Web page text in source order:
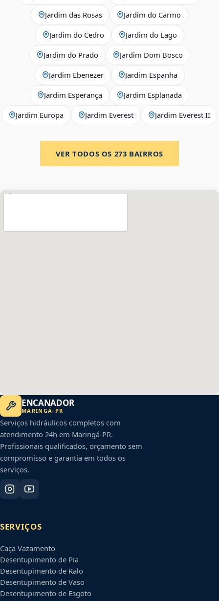
Jardim das Rosas Jardim do Carmo
Jardim do Cedro Jardim do Lago
Jardim do Prado Jardim Dom Bosco
Jardim Ebenezer Jardim Espanha
Jardim Esperança Jardim Esplanada
Jardim Europa Jardim Everest Jardim Everest II
VER TODOS OS 273 BAIRROS
ENCANADOR
MARINGÁ- PR
Serviços hidráulicos completos com
atendimento 24h em Maringá-PR.
Profissionais qualificados, orçamento sem
compromisso e garantia em todos os
serviços.
SERVIÇOS
Caça Vazamento
Desentupimento de Pia
Desentupimento de Ralo
Desentupimento de Vaso
Desentupimento de Esgoto